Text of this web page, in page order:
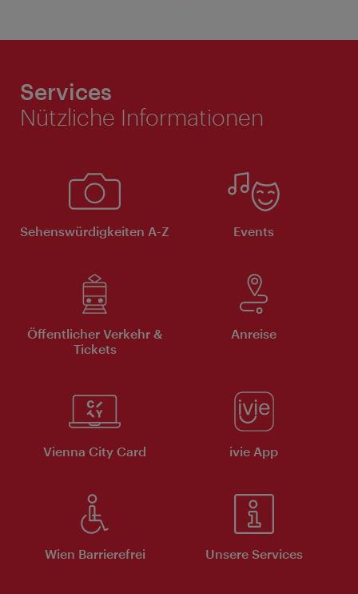
Services
Nützliche Informationen
Sehenswürdigkeiten A-Z Events
Öffentlicher Verkehr &
Tickets
Anreise
Vienna City Card ivie App
Wien Barrierefrei Unsere Services